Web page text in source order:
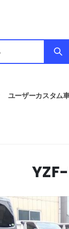
ユーザーカスタム